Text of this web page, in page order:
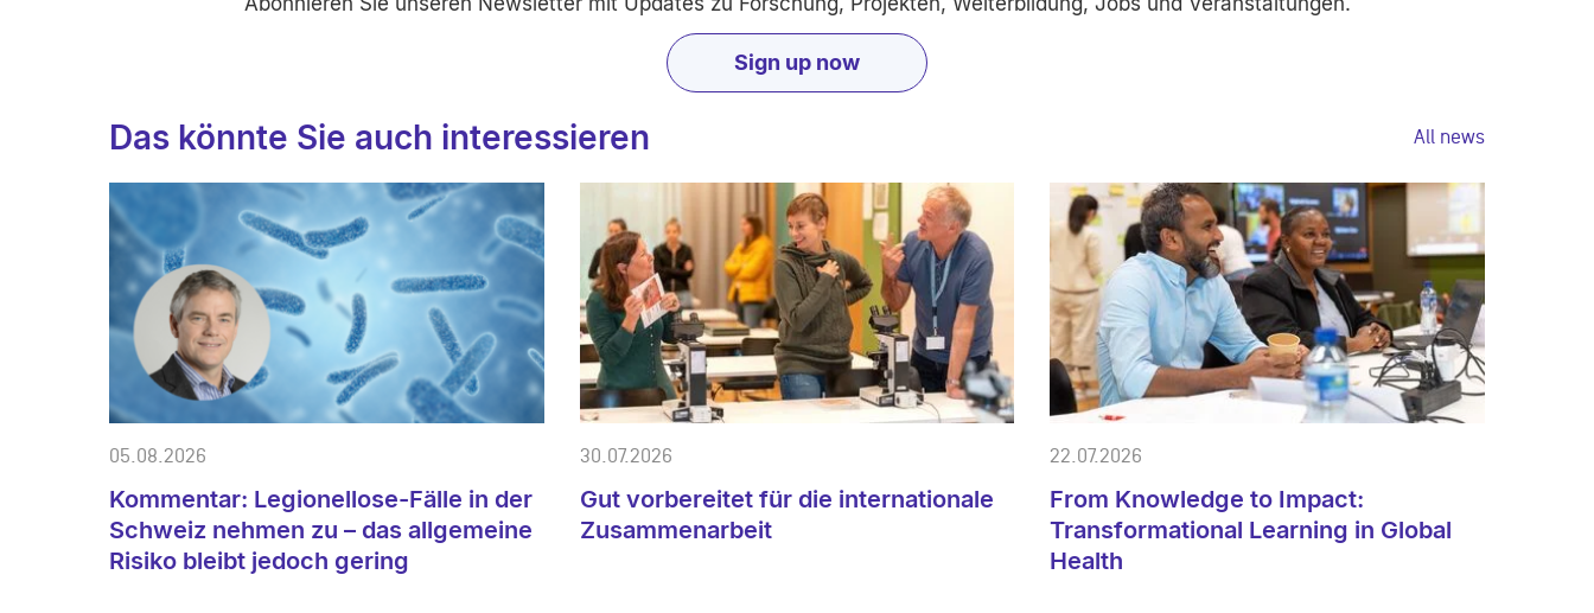
Sign up now
Das könnte Sie auch interessieren All news
05.08.2026
Kommentar: Legionellose-Fälle in der
Schweiz nehmen zu – das allgemeine
Risiko bleibt jedoch gering
30.07.2026
Gut vorbereitet für die internationale
Zusammenarbeit
22.07.2026
From Knowledge to Impact:
Transformational Learning in Global
Health